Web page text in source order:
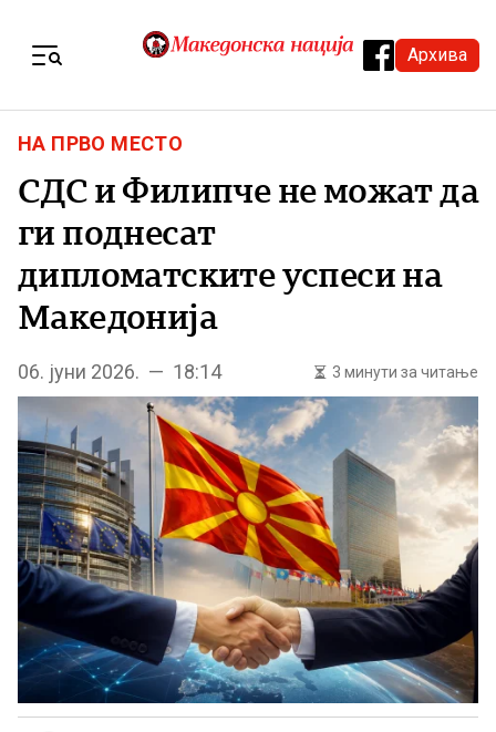
Архива
НА ПРВО МЕСТО
СДС и Филипче не можат да
ги поднесат
дипломатските успеси на
Македонија
06. јуни 2026. — 18:14 3 минути за читање